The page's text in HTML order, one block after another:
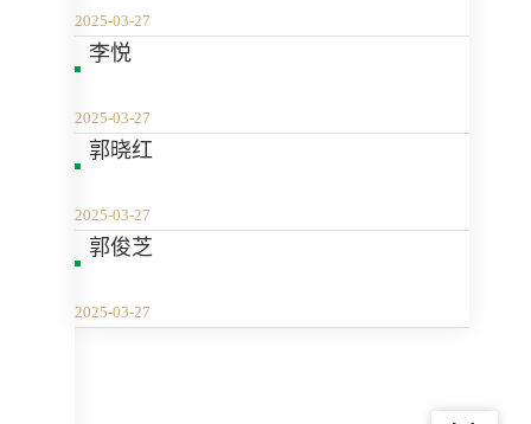
2025-03-27
李悦
2025-03-27
郭晓红
2025-03-27
郭俊芝
2025-03-27